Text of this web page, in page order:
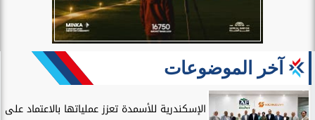
آخر الموضوعات
الإسكندرية للأسمدة تعزز عملياتها بالاعتماد على